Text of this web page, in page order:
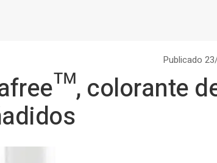
Publicado
colorante